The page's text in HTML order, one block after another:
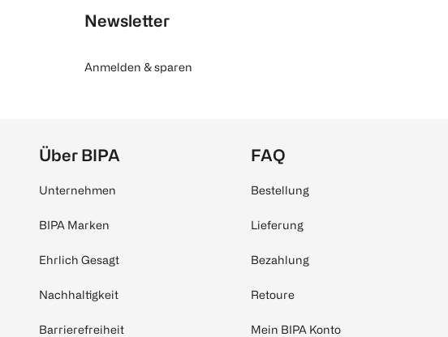
Newsletter
Anmelden & sparen
Über BIPA
Unternehmen
BIPA Marken
Ehrlich Gesagt
Nachhaltigkeit
Barrierefreiheit
FAQ
Bestellung
Lieferung
Bezahlung
Retoure
Mein BIPA Konto